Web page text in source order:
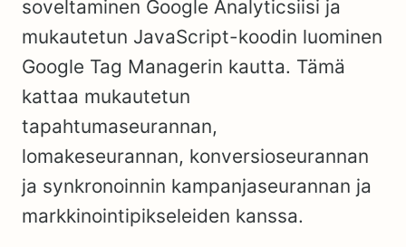
soveltaminen Google Analyticsiisi ja
mukautetun JavaScript-koodin luominen
Google Tag Managerin kautta. Tämä
kattaa mukautetun
tapahtumaseurannan,
lomakeseurannan, konversioseurannan
ja synkronoinnin kampanjaseurannan ja
markkinointipikseleiden kanssa.